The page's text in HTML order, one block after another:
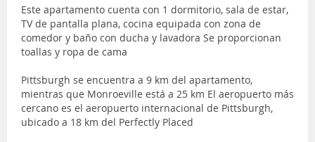
Este apartamento cuenta con 1 dormitorio, sala de estar,
TV de pantalla plana, cocina equipada con zona de
comedor y baño con ducha y lavadora Se proporcionan
toallas y ropa de cama
Pittsburgh se encuentra a 9 km del apartamento,
mientras que Monroeville está a 25 km El aeropuerto más
cercano es el aeropuerto internacional de Pittsburgh,
ubicado a 18 km del Perfectly Placed